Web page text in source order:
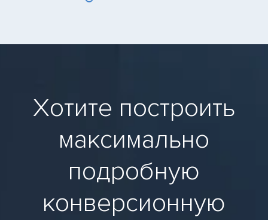
Хотите построить
максимально
подробную
конверсионную